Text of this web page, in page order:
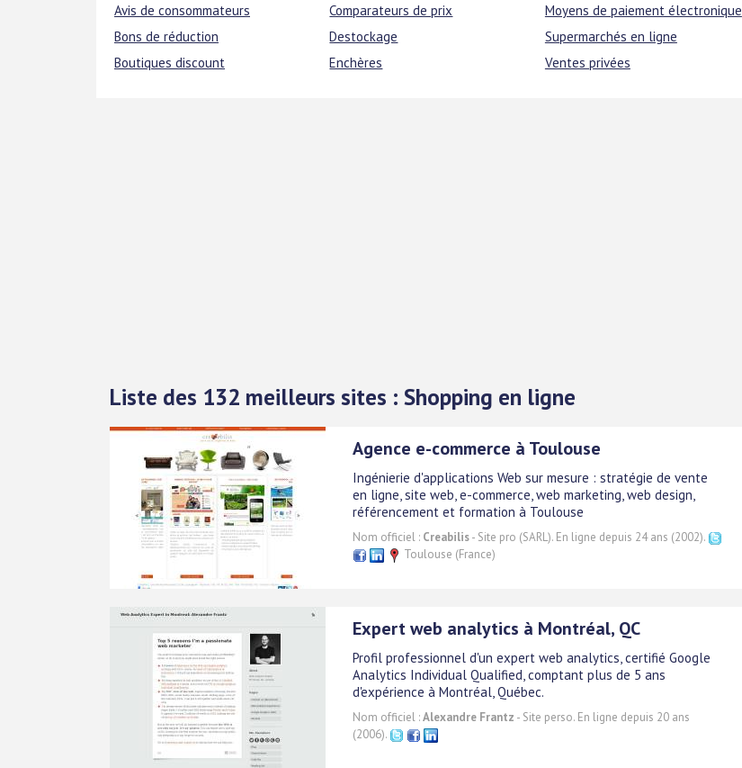
Avis de consommateurs
Bons de réduction
Boutiques discount
Comparateurs de prix
Destockage
Enchères
Moyens de paiement électronique
Supermarchés en ligne
Ventes privées
Liste des 132 meilleurs sites : Shopping en ligne
Agence e-commerce à Toulouse
Ingénierie d'applications Web sur mesure : stratégie de vente
en ligne, site web, e-commerce, web marketing, web design,
référencement et formation à Toulouse
Nom officiel : Creabilis- Site pro (SARL). En ligne depuis 24 ans (2002).
Toulouse (France)
Expert web analytics à Montréal, QC
Profil professionnel d'un expert web analytics, certifié Google
Analytics Individual Qualified, comptant plus de 5 ans
d'expérience à Montréal, Québec.
Nom officiel :Alexandre Frantz - Site perso. En ligne depuis 20 ans
(2006).